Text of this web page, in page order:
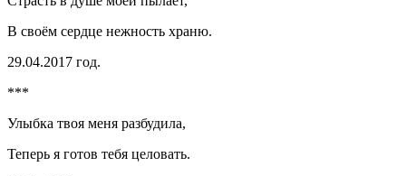
В своём сердце нежность храню.
29.04.2017 год.
***
Улыбка твоя меня разбудила,
Теперь я готов тебя целовать.